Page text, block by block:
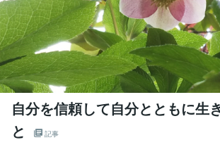
自分を信頼して自分とともに生
と
記事